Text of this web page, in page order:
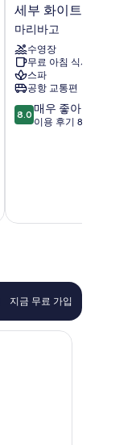
세
부
화
이
트
샌
드
리
조
바
세부 화이트 샌드 리
마리바고
수영장
무료 아침 식사
스파
공항 교통편
10
점
우
이
용
후
기
8.0 매우 좋아요
이용 후기 813개
지금 무료 가입